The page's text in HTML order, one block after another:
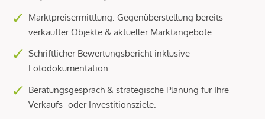
Marktpreisermittlung: Gegenüberstellung bereits
verkaufter Objekte & aktueller Marktangebote.
Schriftlicher Bewertungsbericht inklusive
Fotodokumentation.
Beratungsgespräch & strategische Planung für Ihre
Verkaufs- oder Investitionsziele.